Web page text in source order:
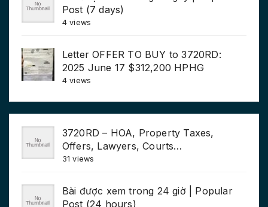
Post (7 days)
4 views
Letter OFFER TO BUY to 3720RD:
2025 June 17 $312,200 HPHG
4 views
3720RD – HOA, Property Taxes,
Offers, Lawyers, Courts…
31 views
Bài được xem trong 24 giờ | Popular
Post (24 hours)